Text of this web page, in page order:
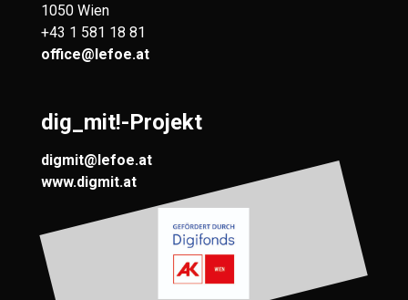
1050 Wien
+43 1 581 18 81
office@lefoe.at
dig_mit!-Projekt
digmit@lefoe.at
www.digmit.at